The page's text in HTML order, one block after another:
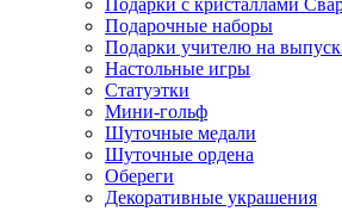
Подарки с кристаллами
Подарочные наборы
Подарки учителю на
Настольные игры
Статуэтки
Мини-гольф
Шуточные медали
Шуточные ордена
Обереги
Декоративные украшения